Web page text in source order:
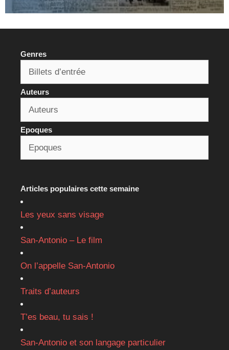
Genres
Auteurs
Epoques
Articles populaires cette semaine
Les yeux sans visage
San-Antonio – Le film
On l’appelle San-Antonio
Traits d’auteurs
T’es beau, tu sais !
San-Antonio et son langage particulier